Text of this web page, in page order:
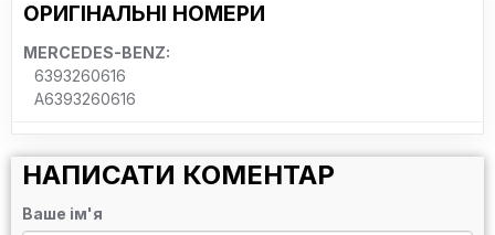
ОРИГІНАЛЬНІ НОМЕРИ
MERCEDES-BENZ:
6393260616
A6393260616
НАПИСАТИ КОМЕНТАР
Ваше ім'я